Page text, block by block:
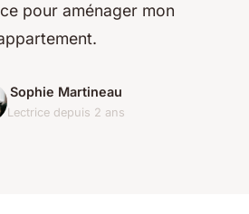
pour aménager mon
Sophie Martineau
Lectrice depuis 2 ans